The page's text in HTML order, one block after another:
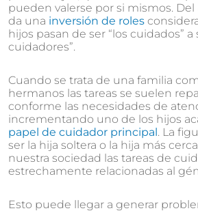
pueden valerse por si mismos.
da una inversión de roles
hijos pasan de ser “los cuidados” a
cuidadores”.
Cuando se trata de una familia
hermanos las tareas se suelen
conforme las necesidades de
incrementando uno de los hijos
papel de cuidador principal. La
ser la hija soltera o la hija más
nuestra sociedad las tareas de
estrechamente relacionadas al
Esto puede llegar a generar